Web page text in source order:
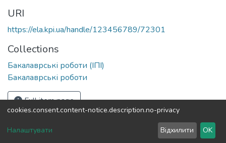
URI
https://ela.kpi.ua/handle/123456789/72301
Collections
Бакалаврські роботи (ІПІ)
Бакалаврські роботи
Full item page
DSpace software copyright © 2002-2026LYRASIS
Send Feedback
cookies.consent.content-notice.description.no-privacy
Налаштувати Відхилити OK